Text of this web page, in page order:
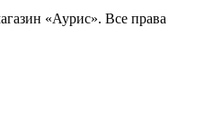
«Аурис». Все права